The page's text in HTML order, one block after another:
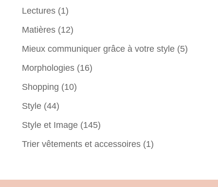
Lectures(1)
Matières(12)
Mieux communiquer grâce à votre style(5)
Morphologies(16)
Shopping (10)
Style(44)
Style et Image(145)
Trier vêtements et accessoires(1)